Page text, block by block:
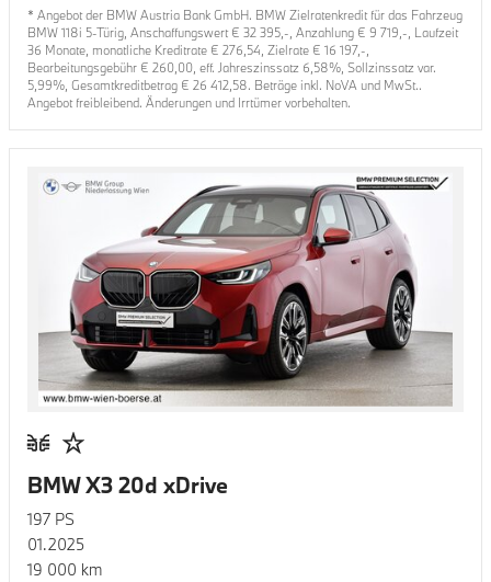
* Angebot der BMW Austria Bank GmbH. BMW Zielratenkredit für das Fahrzeug
BMW 118i 5-Türig, Anschaffungswert € 32 395,-, Anzahlung € 9 719,-, Laufzeit
36 Monate, monatliche Kreditrate € 276,54, Zielrate € 16 197,-,
Bearbeitungsgebühr € 260,00, eff. Jahreszinssatz 6,58%, Sollzinssatz var.
5,99%, Gesamtkreditbetrag € 26 412,58. Beträge inkl. NoVA und MwSt..
Angebot freibleibend. Änderungen und Irrtümer vorbehalten.
BMW X3 20d xDrive
197 PS
01.2025
19 000 km